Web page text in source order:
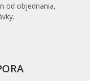
od objednania,